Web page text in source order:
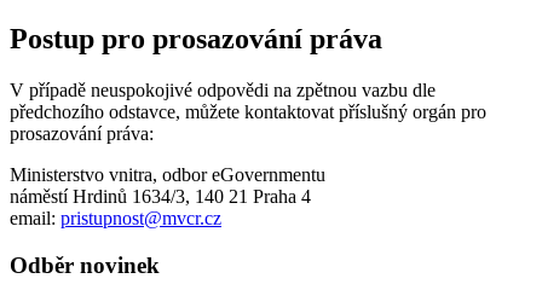
Postup pro prosazování práva
V případě neuspokojivé odpovědi na zpětnou vazbu dle
předchozího odstavce, můžete kontaktovat příslušný orgán pro
prosazování práva:
Ministerstvo vnitra, odbor eGovernmentu
náměstí Hrdinů 1634/3, 140 21 Praha 4
email: pristupnost@mvcr.cz
Odběr novinek